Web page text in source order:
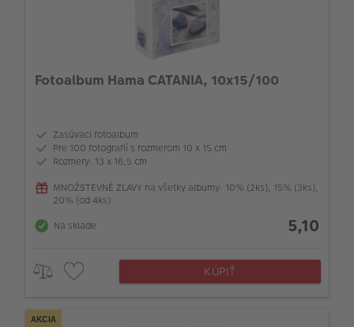
Fotoalbum Hama CATANIA, 10x15/100
Zasúvací fotoalbum
Pre 100 fotografií s rozmerom 10 x 15 cm
Rozmery: 13 x 16,5 cm
MNOŽSTEVNÉ ZĽAVY na všetky albumy: 10% (2ks), 15% (3ks),
20% (od 4ks)
Na sklade
5,10
KÚPIŤ
AKCIA